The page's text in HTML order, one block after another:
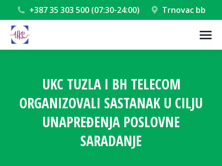
+387 35 303 500 (07:30-24:00) Trnovac bb
UKC TUZLA I BH TELECOM
ORGANIZOVALI SASTANAK U CILJU
UNAPREĐENJA POSLOVNE
SARADANJE